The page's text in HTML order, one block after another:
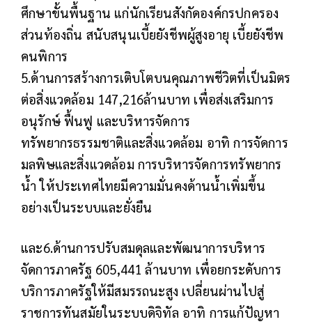
ศึกษาขั้นพื้นฐาน แก่นักเรียนสังกัดองค์กรปกครอง
ส่วนท้องถิ่น สนับสนุนเบี้ยยังชีพผู้สูงอายุ เบี้ยยังชีพ
คนพิการ
5.ด้านการสร้างการเติบโตบนคุณภาพชีวิตที่เป็นมิตร
ต่อสิ่งแวดล้อม 147,216ล้านบาท เพื่อส่งเสริมการ
อนุรักษ์ ฟื้นฟู และบริหารจัดการ
ทรัพยากรธรรมชาติและสิ่งแวดล้อม อาทิ การจัดการ
มลพิษและสิ่งแวดล้อม การบริหารจัดการทรัพยากร
น้ำ ให้ประเทศไทยมีความมั่นคงด้านน้ำเพิ่มขึ้น
อย่างเป็นระบบและยั่งยืน
และ6.ด้านการปรับสมดุลและพัฒนาการบริหาร
จัดการภาครัฐ 605,441 ล้านบาท เพื่อยกระดับการ
บริการภาครัฐให้มีสมรรถนะสูง เปลี่ยนผ่านไปสู่
ราชการทันสมัยในระบบดิจิทัล อาทิ การแก้ปัญหา